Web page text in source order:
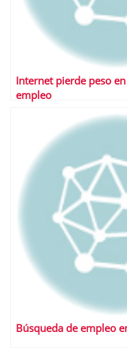
Internet pierde peso
empleo
Búsqueda de empleo